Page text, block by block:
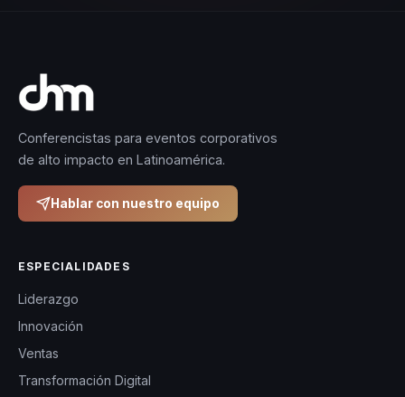
Conferencistas para eventos corporativos
de alto impacto en Latinoamérica.
Hablar con nuestro equipo
ESPECIALIDADES
Liderazgo
Innovación
Ventas
Transformación Digital